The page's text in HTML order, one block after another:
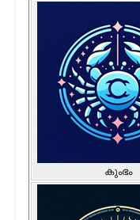
കുംഭം